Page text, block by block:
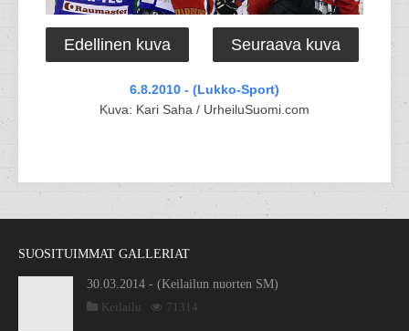
Edellinen kuva Seuraava kuva
6.8.2010 - (Lukko-Sport)
Kuva: Kari Saha / UrheiluSuomi.com
SUOSITUIMMAT GALLERIAT
30.03.2014 - (Keilailun nuorten SM)
Keilailu
71314